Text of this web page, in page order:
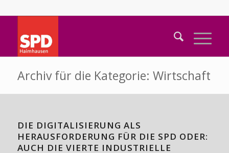
Archiv für die Kategorie: Wirtschaft
DIE DIGITALISIERUNG ALS
HERAUSFORDERUNG FÜR DIE SPD ODER:
AUCH DIE VIERTE INDUSTRIELLE